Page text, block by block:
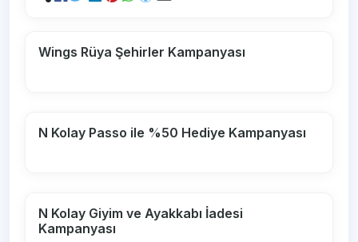
Wings Rüya Şehirler Kampanyası
N Kolay Passo ile %50 Hediye Kampanyası
N Kolay Giyim ve Ayakkabı İadesi
Kampanyası